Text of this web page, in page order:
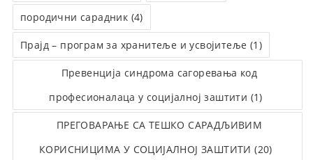
породични сарадник (4)
Прајд – програм за хранитеље и усвојитеље (1)
Превенција синдрома сагоревања код
професионалаца у социјалној заштити (1)
ПРЕГОВАРАЊЕ СА ТЕШКО САРАДЉИВИМ
КОРИСНИЦИМА У СОЦИЈАЛНОЈ ЗАШТИТИ (20)